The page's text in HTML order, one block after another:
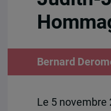
Bernard
Le 5 novembre